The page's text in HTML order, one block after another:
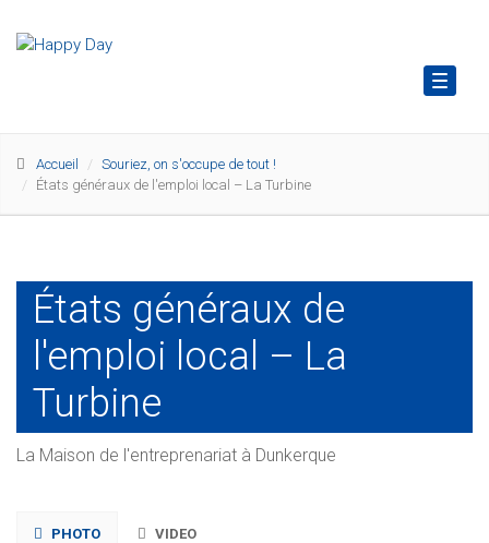
Toggle
Accueil
Souriez, on s'occupe de tout !
États généraux de l'emploi local – La Turbine
États généraux de
l'emploi local – La
Turbine
La Maison de l'entreprenariat à Dunkerque
PHOTO VIDEO